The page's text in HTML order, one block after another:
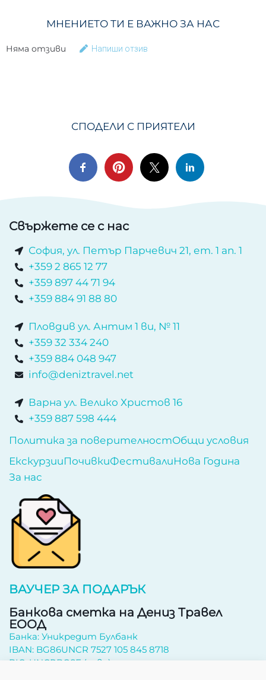
МНЕНИЕТО ТИ Е ВАЖНО ЗА НАС
Няма отзиви Напиши отзив
СПОДЕЛИ С ПРИЯТЕЛИ
Свържете се с нас
София, ул. Петър Парчевич 21, ет. 1 ап. 1
+359 2 865 12 77
+359 897 44 71 94
+359 884 91 88 80
Пловдив ул. Антим 1 ви, № 11
+359 32 334 240
+359 884 048 947
info@deniztravel.net
Варна ул. Велико Христов 16
+359 887 598 444
Политика за поверителностОбщи условия
ЕкскурзииПочивкиФестивалиНова Година
За нас
ВАУЧЕР ЗА ПОДАРЪК
Банкова сметка на Дениз Травел
ЕООД
Банка: Уникредит Булбанк
IBAN: BG86UNCR 7527 105 845 8718
BIC: UNCRBGSF (лева)